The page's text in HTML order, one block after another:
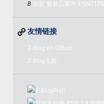
8 “创新”最新山寨声卡SN0105
友情链接
Z-Blog on Github
Z-Blog主机